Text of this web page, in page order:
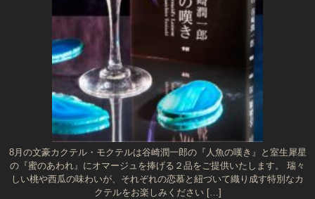
8月の文豪カクテル・モクテルは谷崎潤一郎の『人魚の嘆き』と室生犀星
の『蜜のあわれ』にオマージュを捧げる２品をご提供いたします。 瑞々
しい桃や西瓜の味わいが、それぞれの恋慕と紐づいて織り成す特別なカ
クテルをお楽しみください […]